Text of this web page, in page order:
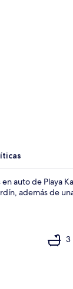
en auto de Playa
además de
3